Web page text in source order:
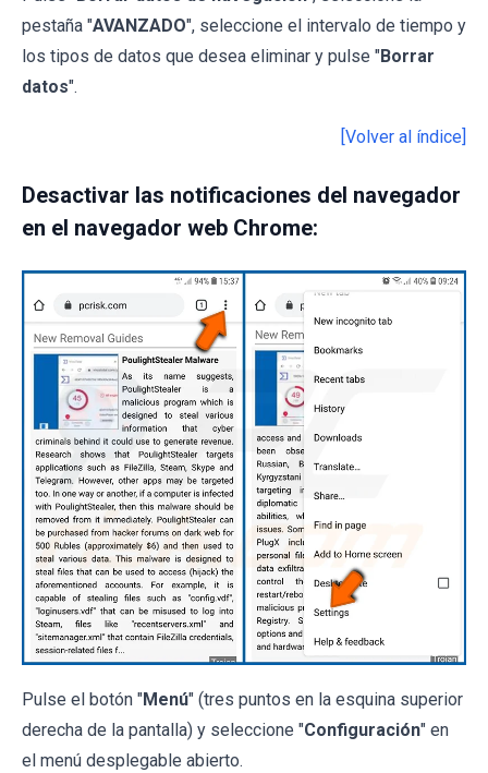
pestaña "AVANZADO", seleccione el intervalo de tiempo y
los tipos de datos que desea eliminar y pulse "Borrar
datos".
[Volver al índice]
Desactivar las notificaciones del navegador
en el navegador web Chrome:
Pulse el botón "Menú" (tres puntos en la esquina superior
derecha de la pantalla) y seleccione "Configuración" en
el menú desplegable abierto.